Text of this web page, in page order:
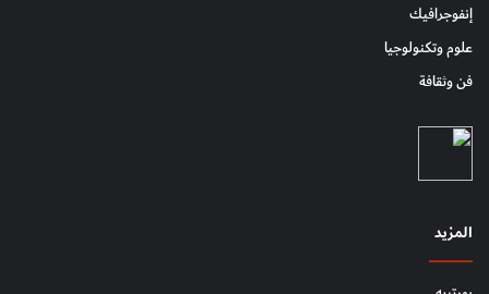
إنفوجرافيك
علوم وتكنولوجيا
فن وثقافة
المزيد